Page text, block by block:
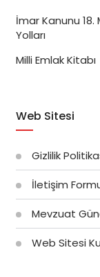
İmar Kanunu
Yolları
Milli Emlak Kitabı
Web Sitesi
Gizlilik
İletişim
Mevzuat
Web Sitesi